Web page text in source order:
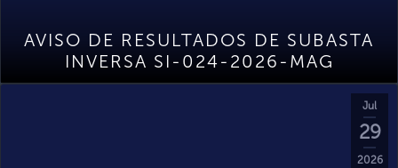
AVISO DE RESULTADOS DE SUBASTA
INVERSA SI-024-2026-MAG
Jul
29
2026